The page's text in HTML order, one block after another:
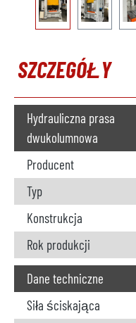
SZCZEGÓŁY
Hydrauliczna prasa
dwukolumnowa
Producent
Typ
Konstrukcja
Rok produkcji
Dane techniczne
Siła ściskająca